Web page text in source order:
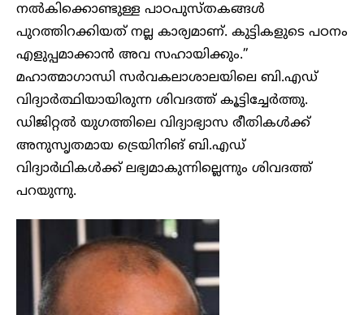
നൽകിക്കൊണ്ടുള്ള പാഠപുസ്തകങ്ങൾ
പുറത്തിറക്കിയത് നല്ല കാര്യമാണ്. കുട്ടികളുടെ പഠനം
എളുപ്പമാക്കാൻ അവ സഹായിക്കും.”
മഹാത്മാഗാന്ധി സർവകലാശാലയിലെ ബി.എഡ്
വിദ്യാർത്ഥിയായിരുന്ന ശിവദത്ത് കൂട്ടിച്ചേർത്തു.
ഡിജിറ്റൽ യുഗത്തിലെ വിദ്യാഭ്യാസ രീതികൾക്ക്
അനുസൃതമായ ട്രെയിനിങ് ബി.എഡ്
വിദ്യാർഥികൾക്ക് ലഭ്യമാകുന്നില്ലെന്നും ശിവദത്ത്
പറയുന്നു.